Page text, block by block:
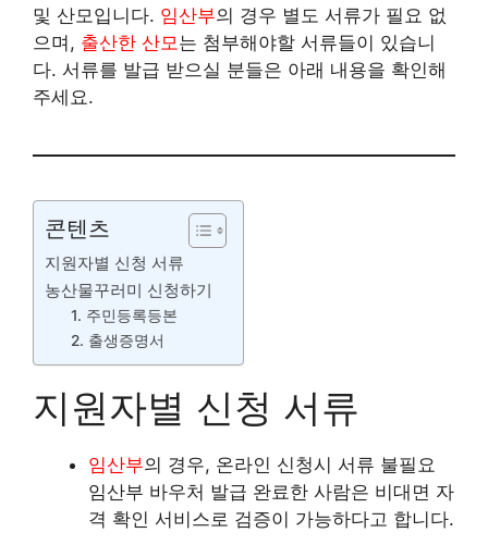
및 산모입니다. 임산부의 경우 별도 서류가 필요 없
으며, 출산한 산모 는 첨부해야할 서류들이 있습니
다. 서류를 발급 받으실 분들은 아래 내용을 확인해
주세요.
콘텐츠
지원자별 신청 서류
농산물꾸러미 신청하기
1. 주민등록등본
2. 출생증명서
지원자별 신청 서류
임산부의 경우, 온라인 신청시 서류 불필요
임산부 바우처 발급 완료한 사람은 비대면 자
격 확인 서비스로 검증이 가능하다고 합니다.